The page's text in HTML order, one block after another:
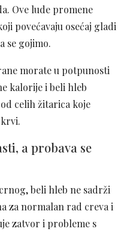
Ove lude promene
povećavaju osećaj gladi
se gojimo.
morate u potpunosti
kalorije i beli hleb
celih žitarica koje
a probava se
beli hleb ne sadrži
za normalan rad creva i
zatvor i probleme s